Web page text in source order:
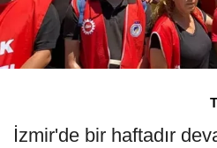
İzmir'de bir haftadır